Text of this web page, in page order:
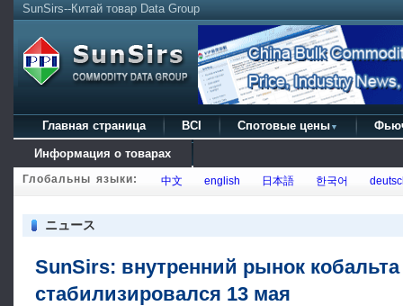
SunSirs--Китай товар Data Group
Главная страница BCI Спотовые цены ▼
Информация о товарах
Глобальны языки: 中文 english 日本語 한국어
ニュース
SunSirs: внутренний рынок кобальта
стабилизировался 13 мая